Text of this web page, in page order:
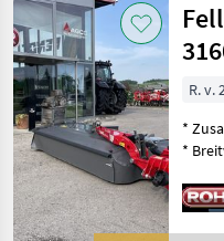
R. v.
*
*